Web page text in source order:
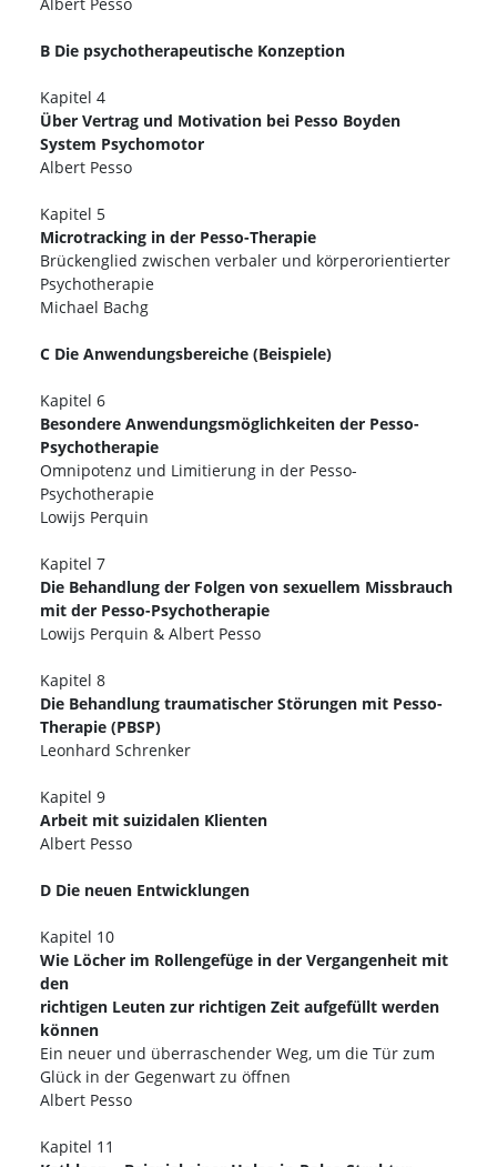
B Die psychotherapeutische Konzeption
Kapitel 4
Über Vertrag und Motivation bei Pesso Boyden
System Psychomotor
Albert Pesso
Kapitel 5
Microtracking in der Pesso-Therapie
Brückenglied zwischen verbaler und körperorientierter
Psychotherapie
Michael Bachg
C Die Anwendungsbereiche (Beispiele)
Kapitel 6
Besondere Anwendungsmöglichkeiten der Pesso-
Psychotherapie
Omnipotenz und Limitierung in der Pesso-
Psychotherapie
Lowijs Perquin
Kapitel 7
Die Behandlung der Folgen von sexuellem Missbrauch
mit der Pesso-Psychotherapie
Lowijs Perquin & Albert Pesso
Kapitel 8
Die Behandlung traumatischer Störungen mit Pesso-
Therapie (PBSP)
Leonhard Schrenker
Kapitel 9
Arbeit mit suizidalen Klienten
Albert Pesso
D Die neuen Entwicklungen
Kapitel 10
Wie Löcher im Rollengefüge in der Vergangenheit mit
den
richtigen Leuten zur richtigen Zeit aufgefüllt werden
können
Ein neuer und überraschender Weg, um die Tür zum
Glück in der Gegenwart zu öffnen
Albert Pesso
Kapitel 11